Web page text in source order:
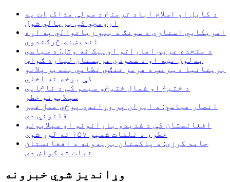
د کابل او اسلام آباد ترمنځ د سولې مذاکرات په
ارومچي کې بريالي شول
امریکايي استازې د سونګ د بیو زیاتوالي په اړه
اندیښنه څرګندوي
د متحده عربي اماراتو اوپیک نه وتل: د سیاسي
بدلون نښه او د سعودي عربستان لپاره ګواښ
بریتانیا د ټرمپ د هرمز تنګي نظامي بندیز پلانو
کې برخه نه اخلي
د ختیځ او شمال ختیځو سیمو کې د ناڅاپي
سېلابونو خطر
انصار عباسي: د ایران پر وړاندې پوځي عمل غیر
قانوني دی
افغانستان کې د شدیدو بارانونو او سېلابونو
خطر، د تلفات شمېر ۱۵۷ ته لوړ شوی
حامد کرزی: د پاکستان بریدونه د افغانستان
ثبات ته ګواښ دی
وړاندیز شوي خبرونه